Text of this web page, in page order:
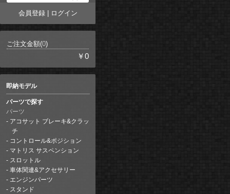
会員登録| ログイン
ご注文金額(0)
￥0
即納モデル
パーツで探す
パーツ
アコサット ブレーキ&クラッ
チ
コントロール&ポジション
マトリス サスペンション
スロットル
車体関連&アクセサリー
エンジンパーツ
スタンド